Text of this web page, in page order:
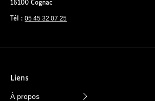
16100 Cognac
Tél : 05 45 32 07 25
Liens
À propos